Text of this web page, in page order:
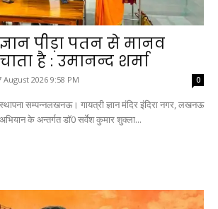
पीड़ा पतन से मानव
है : उमानन्द शर्मा
August 2026 9:58 PM 0
सम्पन्नलखनऊ। गायत्री ज्ञान मंदिर इंदिरा नगर, लखनऊ
अभियान के अन्तर्गत डॉ0 सर्वेश कुमार शुक्ला...